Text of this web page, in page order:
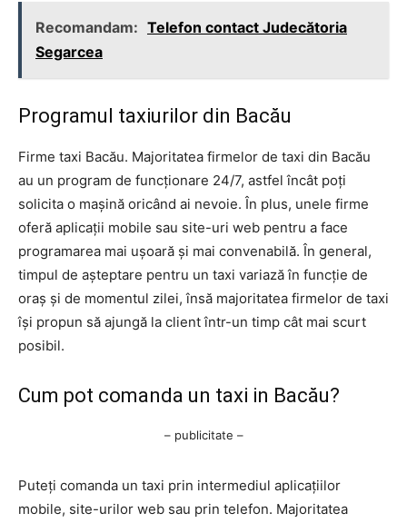
Recomandam: Telefon contact Judecătoria
Segarcea
Programul taxiurilor din Bacău
Firme taxi Bacău. Majoritatea firmelor de taxi din Bacău
au un program de funcționare 24/7, astfel încât poți
solicita o mașină oricând ai nevoie. În plus, unele firme
oferă aplicații mobile sau site-uri web pentru a face
programarea mai ușoară și mai convenabilă. În general,
timpul de așteptare pentru un taxi variază în funcție de
oraș și de momentul zilei, însă majoritatea firmelor de taxi
își propun să ajungă la client într-un timp cât mai scurt
posibil.
Cum pot comanda un taxi in Bacău?
– publicitate –
Puteți comanda un taxi prin intermediul aplicațiilor
mobile, site-urilor web sau prin telefon. Majoritatea